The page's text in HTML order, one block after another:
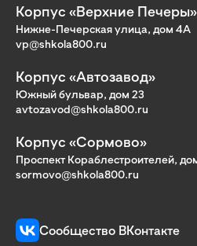
Корпус «Верхние Печеры»
Нижне-Печерская улица, дом 4А
vp@shkola800.ru
Корпус «Автозавод»
Южный бульвар, дом 23
avtozavod@shkola800.ru
Корпус «Сормово»
Проспект Кораблестроителей,
sormovo@shkola800.ru
Сообщество ВКонтакте